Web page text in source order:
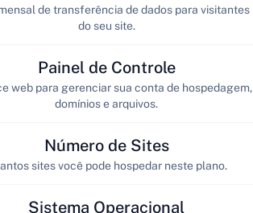
de transferência de dados para visitantes
do seu site.
Painel de Controle
web para gerenciar sua conta de hospedagem,
domínios e arquivos.
Número de Sites
sites você pode hospedar neste plano.
Sistema Operacional